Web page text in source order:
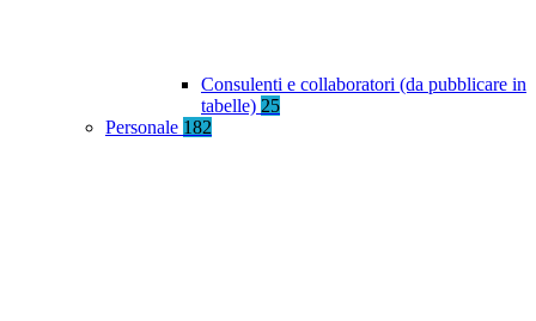
Consulenti e collaboratori (da pubblicare in
tabelle) 25
Personale 182